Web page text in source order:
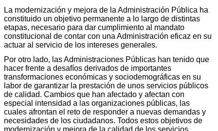
La modernización y mejora de la Administración Pública ha
constituido un objetivo permanente a lo largo de distintas
etapas, necesario para dar cumplimiento al mandato
constitucional de contar con una Administración eficaz en su
actuar al servicio de los intereses generales.
Por otro lado, las Administraciones Públicas han tenido que
hacer frente a desafíos derivados de importantes
transformaciones económicas y sociodemográficas en su
labor de garantizar la prestación de unos servicios públicos
de calidad. Cambios que han afectado y afectan con
especial intensidad a las organizaciones públicas, las
cuales afrontan el reto de responder a nuevas demandas y
necesidades de los ciudadanos. Todos estos objetivos de
modernización y mejora de la calidad de los servicios